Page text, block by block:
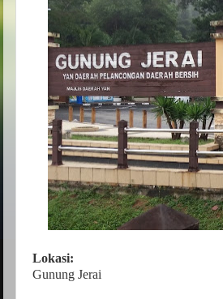
Lokasi:
Gunung Jerai